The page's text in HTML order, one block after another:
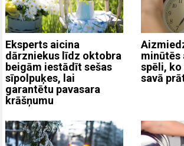
Eksperts aicina
dārzniekus līdz oktobra
beigām iestādīt sešas
sīpolpuķes, lai
garantētu pavasara
krāšņumu
minūtēs
spēli,
savā